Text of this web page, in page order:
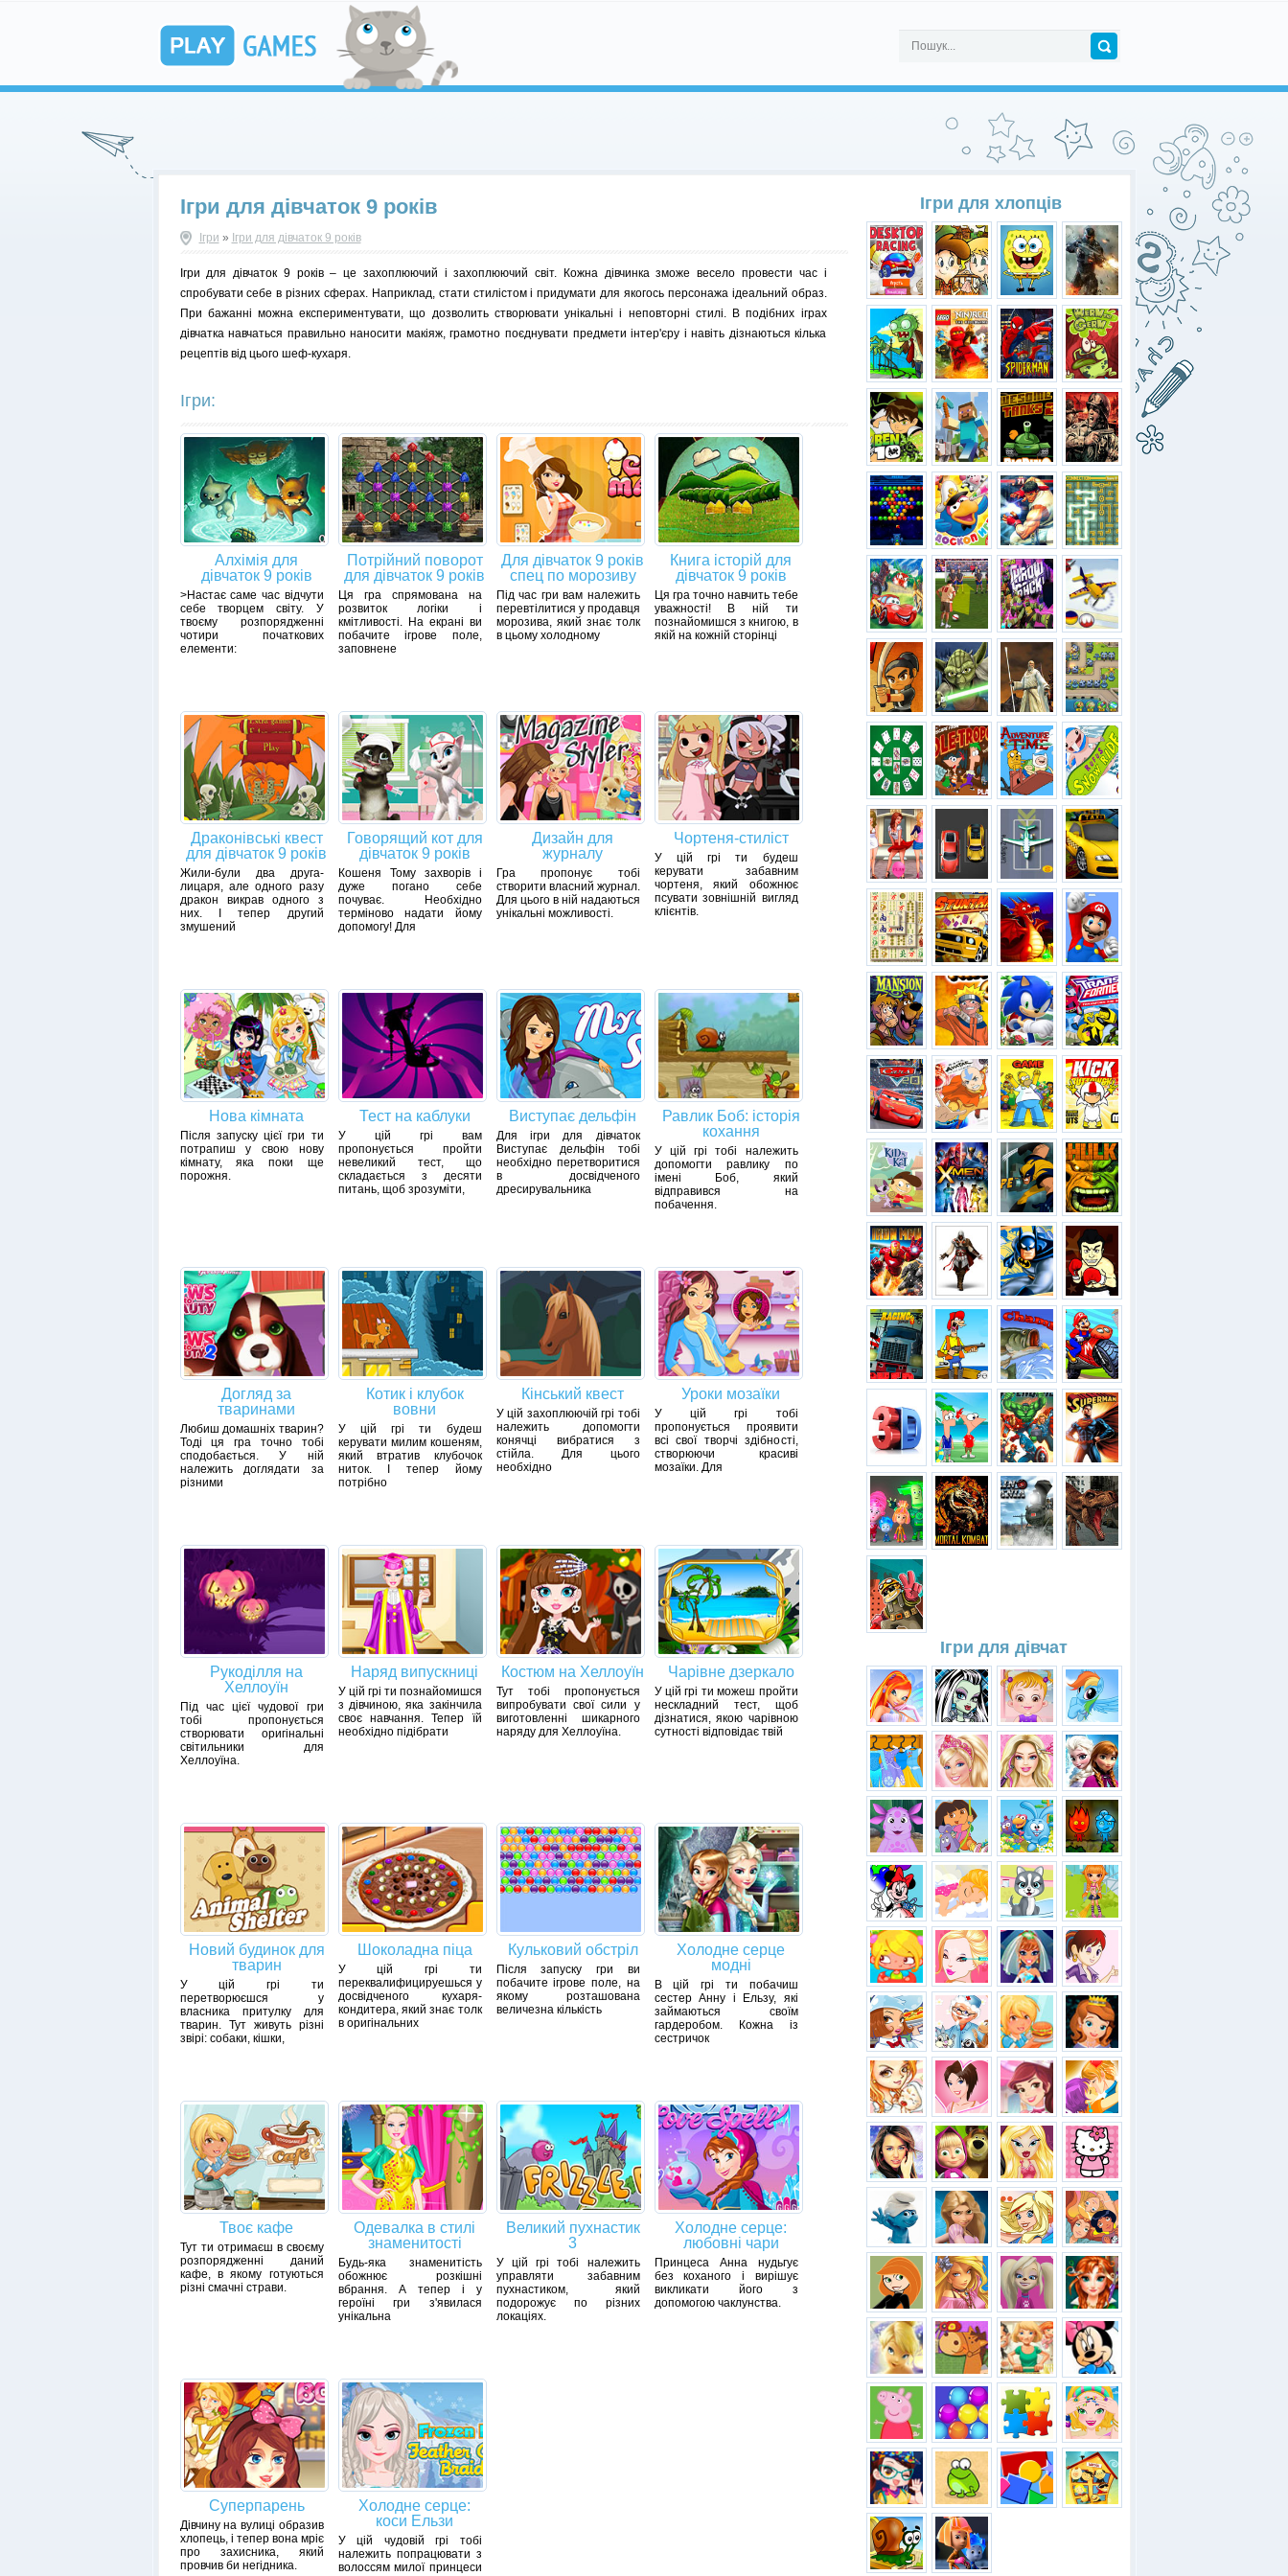
Ігри для дівчаток 9 років
Ігри » Ігри для дівчаток 9 років
Ігри для дівчаток 9 років – це захоплюючий і захоплюючий світ. Кожна дівчинка зможе весело провести час і
спробувати себе в різних сферах. Наприклад, стати стилістом і придумати для якогось персонажа ідеальний образ.
При бажанні можна експериментувати, що дозволить створювати унікальні і неповторні стилі. В подібних іграх
дівчатка навчаться правильно наносити макіяж, грамотно поєднувати предмети інтер'єру і навіть дізнаються кілька
рецептів від цього шеф-кухаря.
Ігри:
Алхімія для
дівчаток 9 років
>Настає саме час відчути
себе творцем світу. У
твоєму розпорядженні
чотири початкових
елементи:
Потрійний поворот
для дівчаток 9 років
Ця гра спрямована на
розвиток логіки і
кмітливості. На екрані ви
побачите ігрове поле,
заповнене
Для дівчаток 9 років
спец по морозиву
Під час гри вам належить
перевтілитися у продавця
морозива, який знає толк
в цьому холодному
Книга історій для
дівчаток 9 років
Ця гра точно навчить тебе
уважності! В ній ти
познайомишся з книгою, в
якій на кожній сторінці
Драконівські квест
для дівчаток 9 років
Жили-були два друга-
лицаря, але одного разу
дракон викрав одного з
них. І тепер другий
змушений
Говорящий кот для
дівчаток 9 років
Кошеня Тому захворів і
дуже погано себе
почуває. Необхідно
терміново надати йому
допомогу! Для
Дизайн для
журналу
Гра пропонує тобі
створити власний журнал.
Для цього в ній надаються
унікальні можливості.
Чортеня-стиліст
У цій грі ти будеш
керувати забавним
чортеня, який обожнює
псувати зовнішній вигляд
клієнтів.
Нова кімната
Після запуску цієї гри ти
потрапиш у свою нову
кімнату, яка поки ще
порожня.
Тест на каблуки
У цій грі вам
пропонується пройти
невеликий тест, що
складається з десяти
питань, щоб зрозуміти,
Виступає дельфін
Для ігри для дівчаток
Виступає дельфін тобі
необхідно перетворитися
в досвідченого
дресирувальника
Равлик Боб: історія
кохання
У цій грі тобі належить
допомогти равлику по
імені Боб, який
відправився на
побачення.
Догляд за
тваринами
Любиш домашніх тварин?
Тоді ця гра точно тобі
сподобається. У ній
належить доглядати за
різними
Котик і клубок
вовни
У цій грі ти будеш
керувати милим кошеням,
який втратив клубочок
ниток. І тепер йому
потрібно
Кінський квест
У цій захоплюючій грі тобі
належить допомогти
конячці вибратися з
стійла. Для цього
необхідно
Уроки мозаїки
У цій грі тобі
пропонується проявити
всі свої творчі здібності,
створюючи красиві
мозаїки. Для
Рукоділля на
Хеллоуїн
Під час цієї чудової гри
тобі пропонується
створювати оригінальні
світильники для
Хеллоуїна.
Наряд випускниці
У цій грі ти познайомишся
з дівчиною, яка закінчила
своє навчання. Тепер їй
необхідно підібрати
Костюм на Хеллоуїн
Тут тобі пропонується
випробувати свої сили у
виготовленні шикарного
наряду для Хеллоуїна.
Чарівне дзеркало
У цій грі ти можеш пройти
нескладний тест, щоб
дізнатися, якою чарівною
сутності відповідає твій
Новий будинок для
тварин
У цій грі ти
перетворюєшся у
власника притулку для
тварин. Тут живуть різні
звірі: собаки, кішки,
Шоколадна піца
У цій грі ти
переквалифицируешься у
досвідченого кухаря-
кондитера, який знає толк
в оригінальних
Кульковий обстріл
Після запуску гри ви
побачите ігрове поле, на
якому розташована
величезна кількість
Холодне серце
модні
В цій грі ти побачиш
сестер Анну і Ельзу, які
займаються своїм
гардеробом. Кожна із
сестричок
Твоє кафе
Тут ти отримаєш в своєму
розпорядженні даний
кафе, в якому готуються
різні смачні страви.
Одевалка в стилі
знаменитості
Будь-яка знаменитість
обожнює розкішні
вбрання. А тепер і у
героїні гри з'явилася
унікальна
Великий пухнастик
3
У цій грі тобі належить
управляти забавним
пухнастиком, який
подорожує по різних
локаціях.
Холодне серце:
любовні чари
Принцеса Анна нудьгує
без коханого і вирішує
викликати його з
допомогою чаклунства.
Суперпарень
Дівчину на вулиці образив
хлопець, і тепер вона мріє
про захисника, який
провчив би негідника.
Холодне серце:
коси Ельзи
У цій чудовій грі тобі
належить попрацювати з
волоссям милої принцеси
Ігри для хлопців
Ігри для дівчат